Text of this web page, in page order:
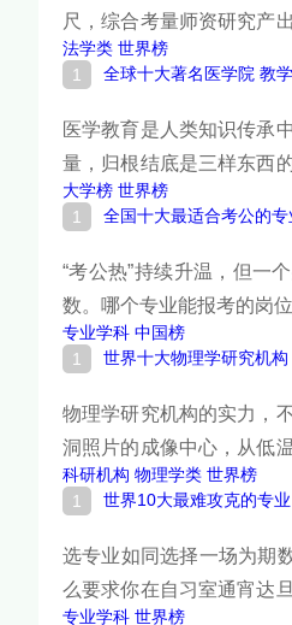
尺，综合考量师资研究产
府。下面跟着榜中榜编辑
法学类 世界榜
全球十大著名医学院 教
医学教育是人类知识传承
量，归根结底是三样东西
院在QS世界大学医学学科
置，它们共同定义了“什么
大学榜 世界榜
全国十大最适合考公的
“考公热”持续升温，但一
数。哪个专业能报考的岗
专业学科 中国榜
世界十大物理学研究机
物理学研究机构的实力，
洞照片的成像中心，从低
边界。本榜单综合诺奖密
面跟着榜中榜编辑一起来
科研机构 物理学类 世界榜
世界10大最难攻克的专
选专业如同选择一场为期
么要求你在自习室通宵达
专业学科 世界榜